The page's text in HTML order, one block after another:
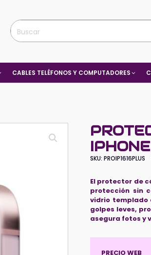
CABLES TELÉFONOS Y COMPUTADORES
SKU:PROIP1616PLUS
El protector de
protección sin
vidrio templado
golpes leves,
asegura fotos y
PRECIO WEB